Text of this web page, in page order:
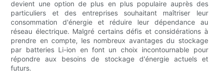
devient une option de plus en plus populaire auprès des
particuliers et des entreprises souhaitant maîtriser leur
consommation d'énergie et réduire leur dépendance au
réseau électrique. Malgré certains défis et considérations à
prendre en compte, les nombreux avantages du stockage
par batteries Li-ion en font un choix incontournable pour
répondre aux besoins de stockage d'énergie actuels et
futurs.